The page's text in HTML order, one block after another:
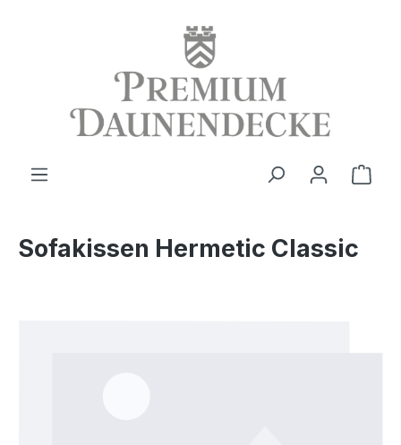
Sofakissen Hermetic Classic